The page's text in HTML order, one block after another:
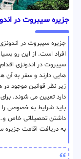
جزیره سیبروت در
جزیره سیبروت در
افراد است. از این رو
سیبروت در اندونزی
هایی دارند و سفر به آن
زیر نظر قوانین موجود
دارد تعیین می شوند.
باید شرایط به خصوصی
داشتن تحصیلاتی خاص
به دریافت اقامت جزیره